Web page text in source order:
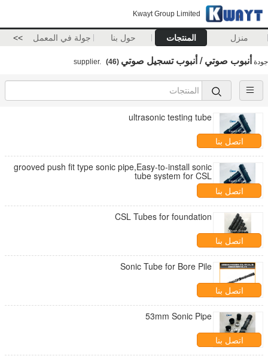
Kwayt Group Limited
منزل المنتجات حول بنا جولة في المعمل >>
جودة أنبوب صوتي / أنبوب تسجيل صوتي (46)
ultrasonic testing tube
اتصل بنا
grooved push fit type sonic pipe,Easy-to-install sonic
tube system for CSL
اتصل بنا
CSL Tubes for foundation
اتصل بنا
Sonic Tube for Bore Pile
اتصل بنا
53mm Sonic Pipe
اتصل بنا